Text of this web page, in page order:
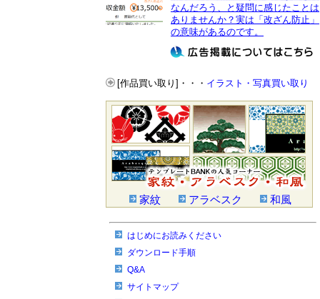
なんだろう、と疑問に感じたことは
ありませんか？実は「改ざん防止」
の意味があるのです。
[作品買い取り]・・・ イラスト・写真買い取り
家紋 アラベスク 和風
はじめにお読みください
ダウンロード手順
Q&A
サイトマップ